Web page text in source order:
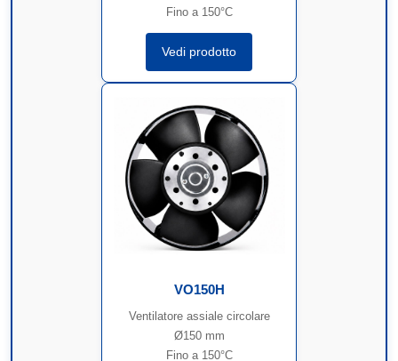
Fino a 150°C
Vedi prodotto
VO150H
Ventilatore assiale circolare
Ø150 mm
Fino a 150°C